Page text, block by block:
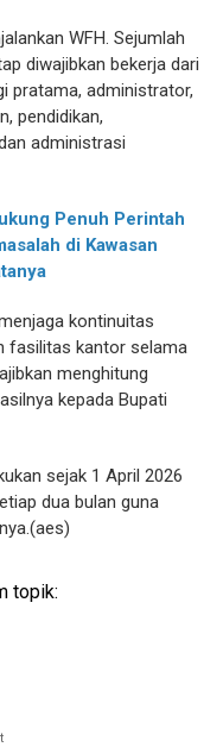
WFH. Sejumlah
diwajibkan bekerja dari
pratama, administrator,
pendidikan,
administrasi
Penuh Perintah
di Kawasan
kontinuitas
fasilitas kantor selama
menghitung
kepada Bupati
sejak 1 April 2026
dua bulan guna
topik: